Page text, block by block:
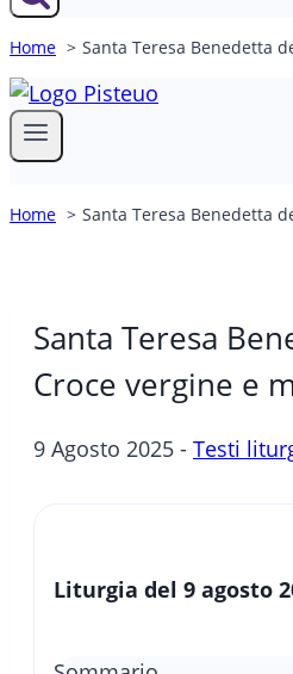
Home Santa Teresa Benedetta
Home Santa Teresa Benedetta
Santa Teresa
Croce vergine e
9 Agosto 2025 - Testi
Liturgia del 9 agosto